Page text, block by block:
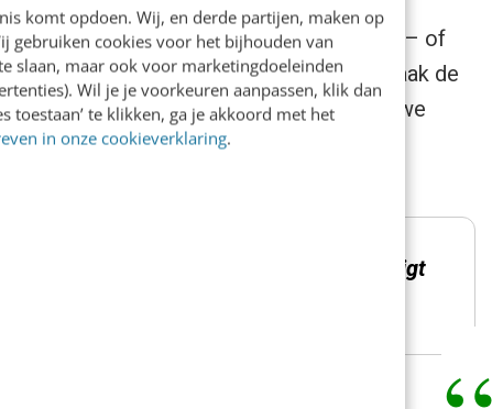
komt opdoen. Wij, en derde partijen, maken op
gebruiken cookies voor het bijhouden van
slaan, maar ook voor marketingdoeleinden
Wil je je voorkeuren aanpassen, klik dan
toestaan’ te klikken, ga je akkoord met het
in onze cookieverklaring.
hals-over-kop-180 die de Lead Designer – of
niet aan zag komen. En waardoor ze vaak de
oude baan terug. Of erger nog, een nieuwe
persoon die er leiding aan mag geven ligt